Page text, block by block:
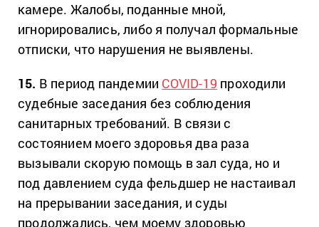
камере. Жалобы, поданные мной,
игнорировались, либо я получал формальные
отписки, что нарушения не выявлены.
15. В период пандемии COVID-19 проходили
судебные заседания без соблюдения
санитарных требований. В связи с
состоянием моего здоровья два раза
вызывали скорую помощь в зал суда, но и
под давлением суда фельдшер не настаивал
на прерывании заседания, и суды
продолжались, чем моему здоровью